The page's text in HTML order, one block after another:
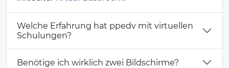
Welche Erfahrung hat ppedv mit virtuellen
Schulungen?
Benötige ich wirklich zwei Bildschirme?